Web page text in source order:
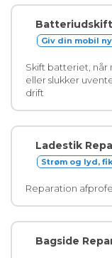
Giv din mobil
Skift batteriet, når
eller slukker
drift
Ladestik
Strøm og lyd,
Reparation
Bagside